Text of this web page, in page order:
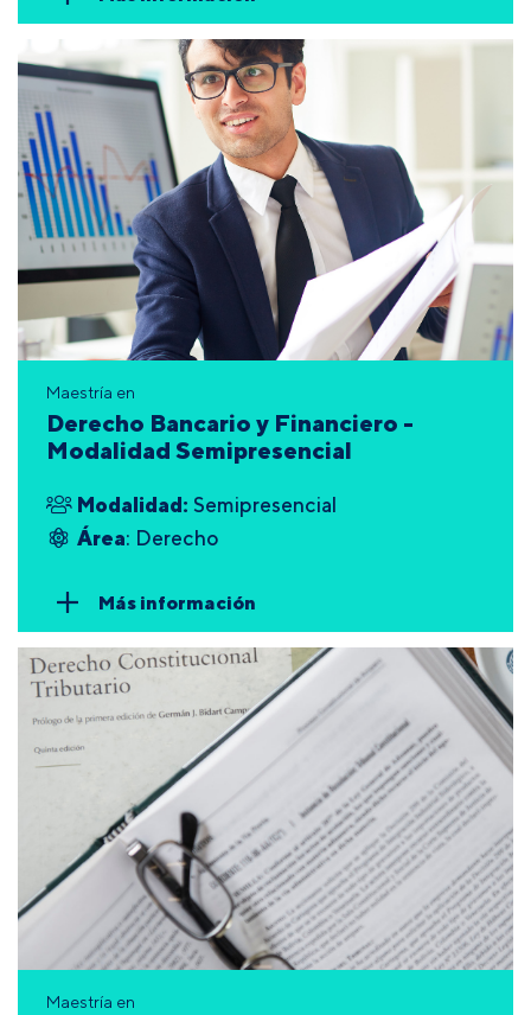
Maestría en
Derecho Bancario y Financiero -
Modalidad Semipresencial
Modalidad: Semipresencial
Área: Derecho
Más información
Maestría en